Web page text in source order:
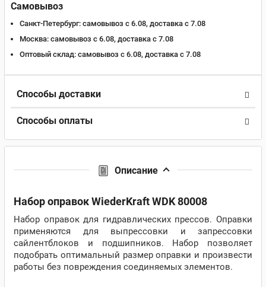
Самовывоз
Санкт-Петербург: самовывоз с 6.08, доставка c 7.08
Москва: самовывоз с 6.08, доставка c 7.08
Оптовый склад: самовывоз с 6.08, доставка c 7.08
Способы доставки
Способы оплаты
Описание
Набор оправок WiederKraft WDK 80008
Набор оправок для гидравлических прессов. Оправки
применяются для выпрессовки и запрессовки
сайлентблоков и подшипников. Набор позволяет
подобрать оптимальный размер оправки и произвести
работы без повреждения соединяемых элементов.